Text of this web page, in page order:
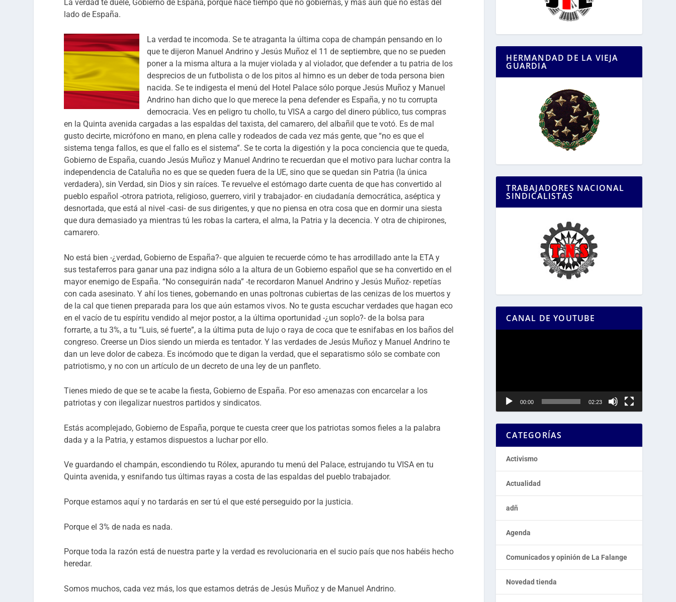
La verdad te duele, Gobierno de España, porque hace tiempo que no gobiernas, y más aún que no estás del
lado de España.
La verdad te incomoda. Se te atraganta la última copa de champán pensando en lo
que te dijeron Manuel Andrino y Jesús Muñoz el 11 de septiembre, que no se pueden
poner a la misma altura a la mujer violada y al violador, que defender a tu patria de los
desprecios de un futbolista o de los pitos al himno es un deber de toda persona bien
nacida. Se te indigesta el menú del Hotel Palace sólo porque Jesús Muñoz y Manuel
Andrino han dicho que lo que merece la pena defender es España, y no tu corrupta
democracia. Ves en peligro tu chollo, tu VISA a cargo del dinero público, tus compras
en la Quinta avenida cargadas a las espaldas del taxista, del camarero, del albañil que te votó. Es de mal
gusto decirte, micrófono en mano, en plena calle y rodeados de cada vez más gente, que “no es que el
sistema tenga fallos, es que el fallo es el sistema”. Se te corta la digestión y la poca conciencia que te queda,
Gobierno de España, cuando Jesús Muñoz y Manuel Andrino te recuerdan que el motivo para luchar contra la
independencia de Cataluña no es que se queden fuera de la UE, sino que se quedan sin Patria (la única
verdadera), sin Verdad, sin Dios y sin raíces. Te revuelve el estómago darte cuenta de que has convertido al
pueblo español -otrora patriota, religioso, guerrero, viril y trabajador- en ciudadanía democrática, aséptica y
desnortada, que está al nivel -casi- de sus dirigentes, y que no piensa en otra cosa que en dormir una siesta
que dura demasiado ya mientras tú les robas la cartera, el alma, la Patria y la decencia. Y otra de chipirones,
camarero.
No está bien -¿verdad, Gobierno de España?- que alguien te recuerde cómo te has arrodillado ante la ETA y
sus testaferros para ganar una paz indigna sólo a la altura de un Gobierno español que se ha convertido en el
mayor enemigo de España. “No conseguirán nada” -te recordaron Manuel Andrino y Jesús Muñoz- repetías
con cada asesinato. Y ahí los tienes, gobernando en unas poltronas cubiertas de las cenizas de los muertos y
de la cal que tienen preparada para los que aún estamos vivos. No te gusta escuchar verdades que hagan eco
en el vacío de tu espíritu vendido al mejor postor, a la última oportunidad -¿un soplo?- de la bolsa para
forrarte, a tu 3%, a tu “Luis, sé fuerte”, a la última puta de lujo o raya de coca que te esnifabas en los baños del
congreso. Creerse un Dios siendo un mierda es tentador. Y las verdades de Jesús Muñoz y Manuel Andrino te
dan un leve dolor de cabeza. Es incómodo que te digan la verdad, que el separatismo sólo se combate con
patriotismo, y no con un artículo de un decreto de una ley de un panfleto.
Tienes miedo de que se te acabe la fiesta, Gobierno de España. Por eso amenazas con encarcelar a los
patriotas y con ilegalizar nuestros partidos y sindicatos.
Estás acomplejado, Gobierno de España, porque te cuesta creer que los patriotas somos fieles a la palabra
dada y a la Patria, y estamos dispuestos a luchar por ello.
Ve guardando el champán, escondiendo tu Rólex, apurando tu menú del Palace, estrujando tu VISA en tu
Quinta avenida, y esnifando tus últimas rayas a costa de las espaldas del pueblo trabajador.
Porque estamos aquí y no tardarás en ser tú el que esté perseguido por la justicia.
Porque el 3% de nada es nada.
Porque toda la razón está de nuestra parte y la verdad es revolucionaria en el sucio país que nos habéis hecho
heredar.
Somos muchos, cada vez más, los que estamos detrás de Jesús Muñoz y de Manuel Andrino.
HERMANDAD DE LA VIEJA
GUARDIA
TRABAJADORES NACIONAL
SINDICALISTAS
CANAL DE YOUTUBE
00:00 02:23
CATEGORÍAS
Activismo
Actualidad
adñ
Agenda
Comunicados y opinión de La Falange
Novedad tienda